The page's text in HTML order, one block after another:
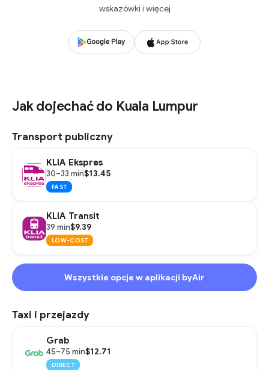
wskazówki i więcej
Jak dojechać do Kuala Lumpur
Transport publiczny
KLIA Ekspres
30–33 min$13.45
FAST
KLIA Transit
39 min$9.39
LOW-COST
Wszystkie opcje w aplikacji byAir
Taxi i przejazdy
Grab
45–75 min$12.71
DIRECT